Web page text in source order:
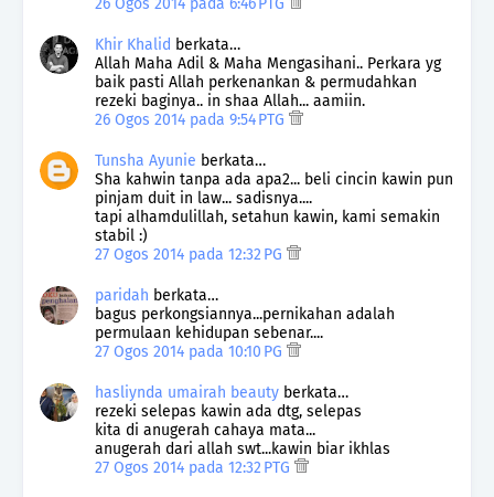
Khir Khalid berkata…
Allah Maha Adil & Maha Mengasihani.. Perkara yg
baik pasti Allah perkenankan & permudahkan
rezeki baginya.. in shaa Allah... aamiin.
26 Ogos 2014 pada 9:54 PTG
Tunsha Ayunie berkata…
Sha kahwin tanpa ada apa2... beli cincin kawin pun
pinjam duit in law... sadisnya....
tapi alhamdulillah, setahun kawin, kami semakin
stabil :)
27 Ogos 2014 pada 12:32 PG
paridah berkata…
bagus perkongsiannya...pernikahan adalah
permulaan kehidupan sebenar....
27 Ogos 2014 pada 10:10 PG
hasliynda umairah beauty berkata…
rezeki selepas kawin ada dtg, selepas
kita di anugerah cahaya mata...
anugerah dari allah swt...kawin biar ikhlas
27 Ogos 2014 pada 12:32 PTG